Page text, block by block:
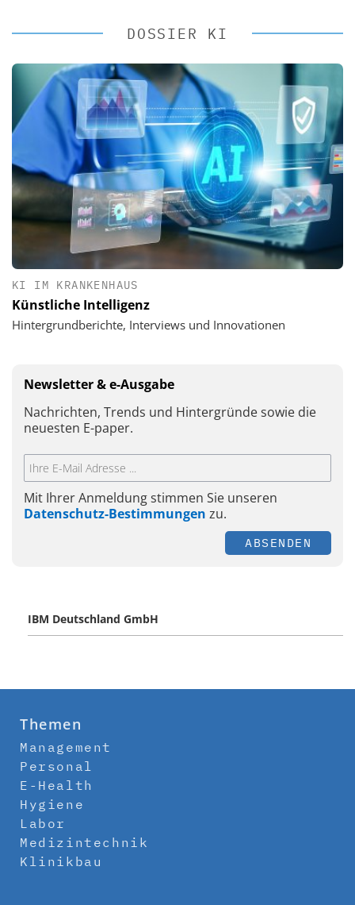
DOSSIER KI
KI IM KRANKENHAUS
Künstliche Intelligenz
Hintergrundberichte, Interviews und Innovationen
Newsletter & e-Ausgabe
Nachrichten, Trends und Hintergründe sowie die
neuesten E-paper.
Mit Ihrer Anmeldung stimmen Sie unseren
Datenschutz-Bestimmungen zu.
ABSENDEN
IBM Deutschland GmbH
Themen
Management
Personal
E-Health
Hygiene
Labor
Medizintechnik
Klinikbau